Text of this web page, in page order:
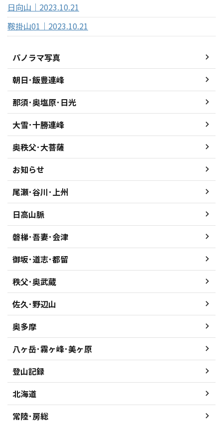
日向山｜2023.10.21
鞍掛山01｜2023.10.21
パノラマ写真
朝日･飯豊連峰
那須･奥塩原･日光
大雪･十勝連峰
奥秩父･大菩薩
お知らせ
尾瀬･谷川･上州
日高山脈
磐梯･吾妻･会津
御坂･道志･都留
秩父･奥武蔵
佐久･野辺山
奥多摩
八ヶ岳･霧ヶ峰･美ヶ原
登山記録
北海道
常陸･房総